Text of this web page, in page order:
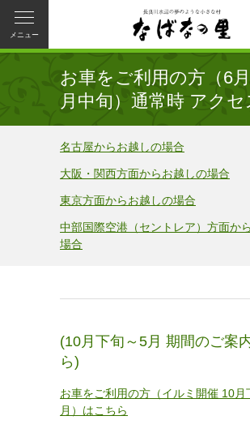
メニュー
お車をご利用の方（6
月中旬）通常時 アクセ
名古屋からお越しの場合
大阪・関西方面からお越しの場合
東京方面からお越しの場合
中部国際空港（セントレア）方面か
場合
(10月下旬～5月 期間のご案
ら)
お車をご利用の方（イルミ開催 10月
月）はこちら